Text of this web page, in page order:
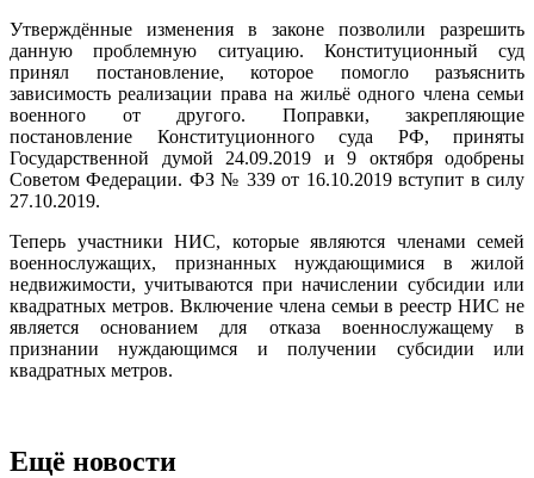
Утверждённые изменения в законе позволили разрешить
данную проблемную ситуацию. Конституционный суд
принял постановление, которое помогло разъяснить
зависимость реализации права на жильё одного члена семьи
военного от другого. Поправки, закрепляющие
постановление Конституционного суда РФ, приняты
Государственной думой 24.09.2019 и 9 октября одобрены
Советом Федерации. ФЗ № 339 от 16.10.2019 вступит в силу
27.10.2019.
Теперь участники НИС, которые являются членами семей
военнослужащих, признанных нуждающимися в жилой
недвижимости, учитываются при начислении субсидии или
квадратных метров. Включение члена семьи в реестр НИС не
является основанием для отказа военнослужащему в
признании нуждающимся и получении субсидии или
квадратных метров.
Ещё новости